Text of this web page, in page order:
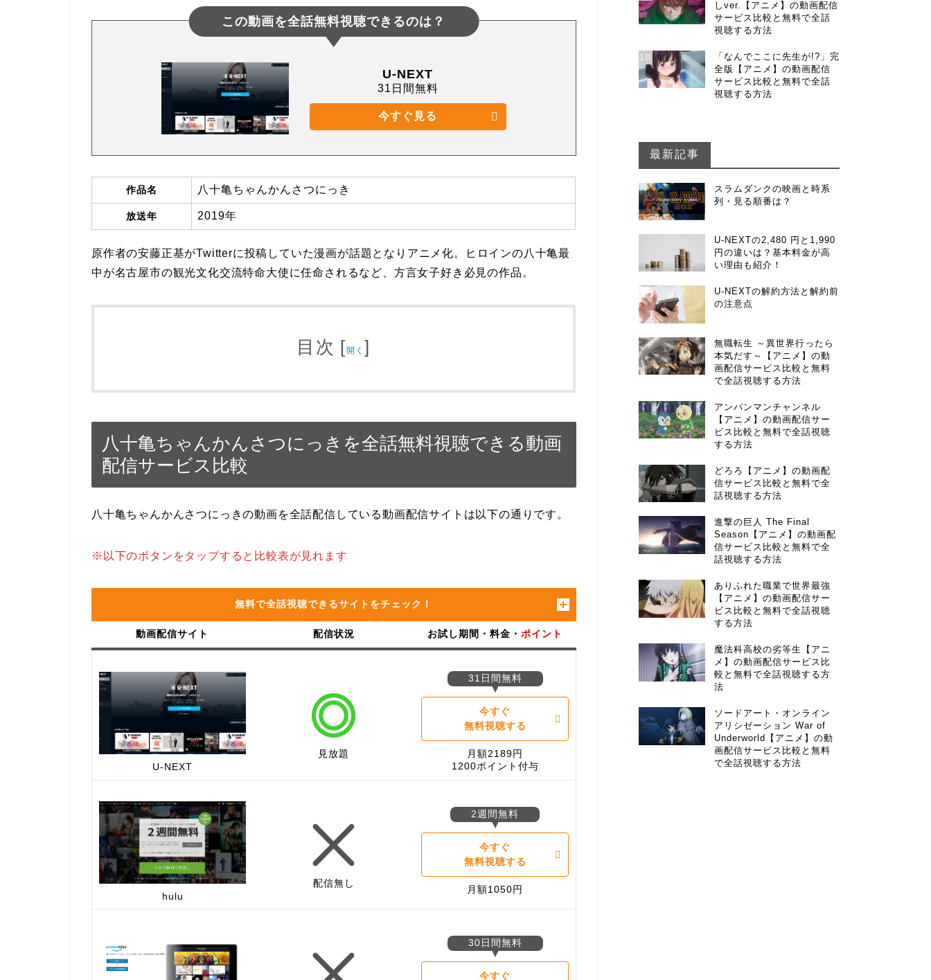
この動画を全話無料視聴できるのは？
U-NEXT
31日間無料
今すぐ見る
作品名 八十亀ちゃんかんさつにっき
放送年 2019年
原作者の安藤正基がTwitterに投稿していた漫画が話題となりアニメ化。ヒロインの八十亀最
中が名古屋市の観光文化交流特命大使に任命されるなど、方言女子好き必見の作品。
目次 [ 開く ]
八十亀ちゃんかんさつにっきを全話無料視聴できる動画
配信サービス比較
八十亀ちゃんかんさつにっきの動画を全話配信している動画配信サイトは以下の通りです。
※以下のボタンをタップすると比較表が見れます
無料で全話視聴できるサイトをチェック！
動画配信サイト 配信状況 お試し期間・料金・ ポイント
U-NEXT
見放題
31日間無料
今すぐ
無料視聴する
月額2189円
1200ポイント付与
hulu
配信無し
2週間無料
今すぐ
無料視聴する
月額1050円
30日間無料
今すぐ
しver.【アニメ】の動画配信
サービス比較と無料で全話
視聴する方法
10
「なんでここに先生が!?」完
全版【アニメ】の動画配信
サービス比較と無料で全話
視聴する方法
最新記事
スラムダンクの映画と時系
列・見る順番は？
U-NEXTの2,480 円と1,990
円の違いは？基本料金が高
い理由も紹介！
U-NEXTの解約方法と解約前
の注意点
無職転生 ～異世界行ったら
本気だす～【アニメ】の動
画配信サービス比較と無料
で全話視聴する方法
アンパンマンチャンネル
【アニメ】の動画配信サー
ビス比較と無料で全話視聴
する方法
どろろ【アニメ】の動画配
信サービス比較と無料で全
話視聴する方法
進撃の巨人 The Final
Season【アニメ】の動画配
信サービス比較と無料で全
話視聴する方法
ありふれた職業で世界最強
【アニメ】の動画配信サー
ビス比較と無料で全話視聴
する方法
魔法科高校の劣等生【アニ
メ】の動画配信サービス比
較と無料で全話視聴する方
法
ソードアート・オンライン
アリシゼーション War of
Underworld【アニメ】の動
画配信サービス比較と無料
で全話視聴する方法